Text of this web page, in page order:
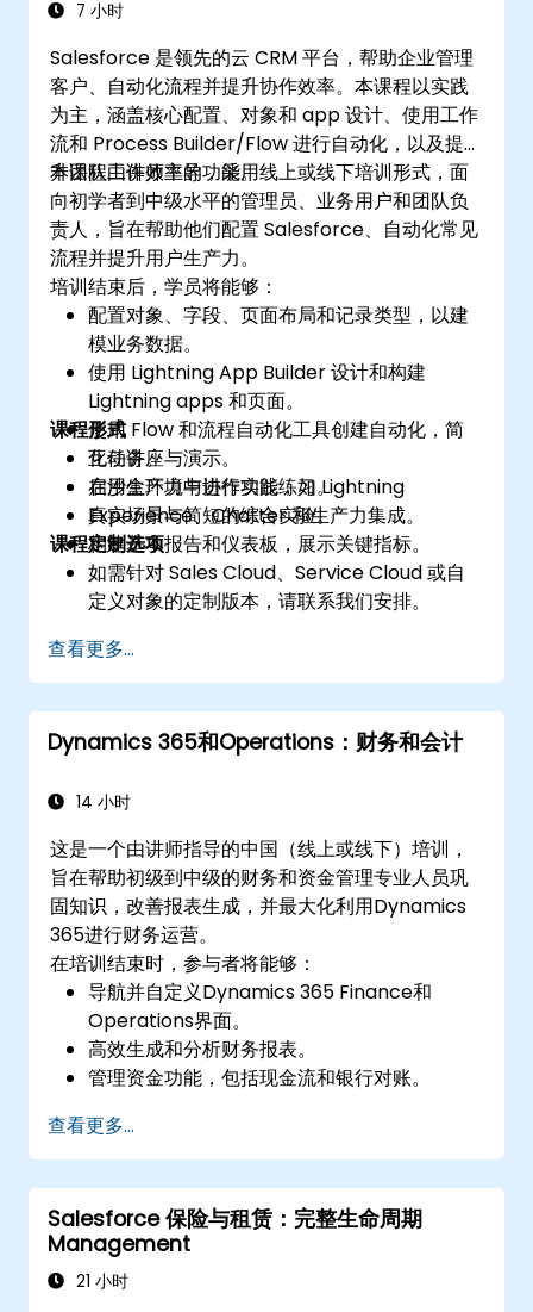
7 小时
Salesforce 是领先的云 CRM 平台，帮助企业管理
客户、自动化流程并提升协作效率。本课程以实践
为主，涵盖核心配置、对象和 app 设计、使用工作
流和 Process Builder/Flow 进行自动化，以及提
升团队工作效率的功能。
本课程由讲师主导，采用线上或线下培训形式，面
向初学者到中级水平的管理员、业务用户和团队负
责人，旨在帮助他们配置 Salesforce、自动化常见
流程并提升用户生产力。
培训结束后，学员将能够：
配置对象、字段、页面布局和记录类型，以建
模业务数据。
使用 Lightning App Builder 设计和构建
Lightning apps 和页面。
使用 Flow 和流程自动化工具创建自动化，简
化任务。
启用生产力与协作功能，如 Lightning
Experience、Chatter 和生产力集成。
构建基本报告和仪表板，展示关键指标。
课程形式
互动讲座与演示。
在沙盒环境中进行实践练习。
真实场景与简短的综合实验。
课程定制选项
如需针对 Sales Cloud、Service Cloud 或自
定义对象的定制版本，请联系我们安排。
查看更多...
Dynamics 365和Operations：财务和会计
14 小时
这是一个由讲师指导的中国（线上或线下）培训，
旨在帮助初级到中级的财务和资金管理专业人员巩
固知识，改善报表生成，并最大化利用Dynamics
365进行财务运营。
在培训结束时，参与者将能够：
导航并自定义Dynamics 365 Finance和
Operations界面。
高效生成和分析财务报表。
管理资金功能，包括现金流和银行对账。
查看更多...
Salesforce 保险与租赁：完整生命周期
Management
21 小时